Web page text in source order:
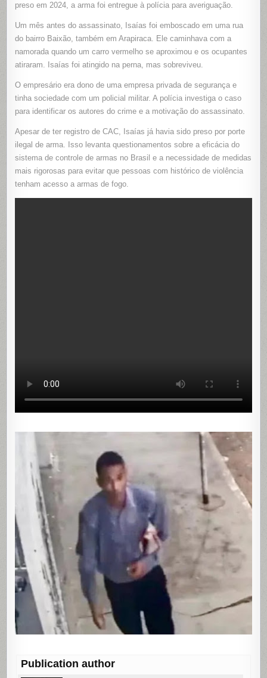
preso em 2024, a arma foi entregue à polícia para averiguação.
Um mês antes do assassinato, Isaías foi emboscado em uma rua
do bairro Baixão, também em Arapiraca. Ele caminhava com a
namorada quando um carro vermelho se aproximou e os ocupantes
atiraram. Isaías foi atingido na perna, mas sobreviveu.
O empresário era dono de uma empresa privada de segurança e
tinha sociedade com um policial militar. A polícia investiga o caso
para identificar os autores do crime e a motivação do assassinato.
Apesar de ter registro de CAC, Isaías já havia sido preso por porte
ilegal de arma. Isso levanta questionamentos sobre a eficácia do
sistema de controle de armas no Brasil e a necessidade de medidas
mais rigorosas para evitar que pessoas com histórico de violência
tenham acesso a armas de fogo.
Publication author